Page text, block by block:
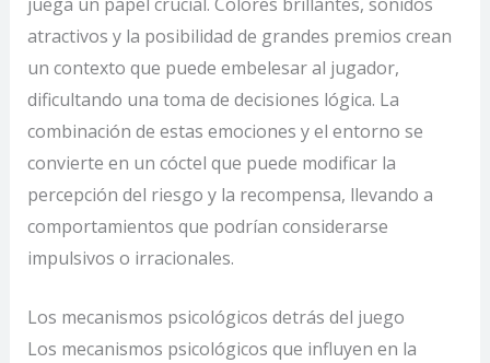
atractivos y la posibilidad de grandes premios crean
un contexto que puede embelesar al jugador,
dificultando una toma de decisiones lógica. La
combinación de estas emociones y el entorno se
convierte en un cóctel que puede modificar la
percepción del riesgo y la recompensa, llevando a
comportamientos que podrían considerarse
impulsivos o irracionales.
Los mecanismos psicológicos detrás del juego
Los mecanismos psicológicos que influyen en la